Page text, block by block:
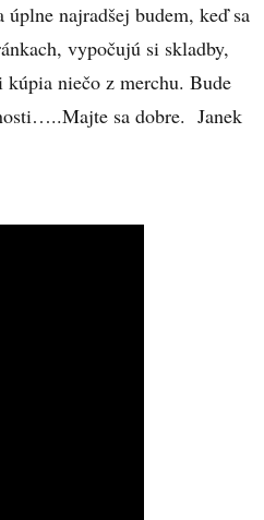
úplne najradšej budem, keď sa
vypočujú si skladby,
kúpia niečo z merchu. Bude
sa dobre. Janek